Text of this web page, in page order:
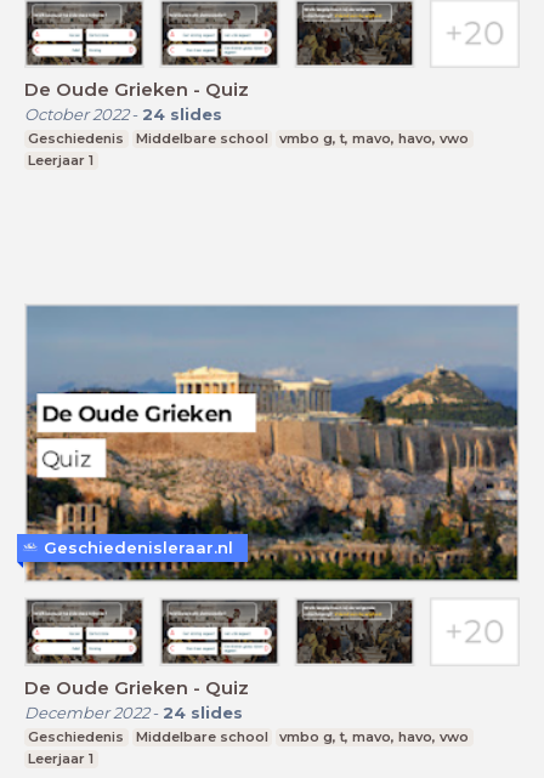
De Oude Grieken - Quiz
October 2022- 24 slides
Geschiedenis Middelbare school
vmbo g, t, mavo, havo, vwo
Leerjaar 1
De Oude Grieken - Quiz
December 2022- 24 slides
Geschiedenis Middelbare school
vmbo g, t, mavo, havo, vwo
Leerjaar 1
Geschiedenisleraar.nl